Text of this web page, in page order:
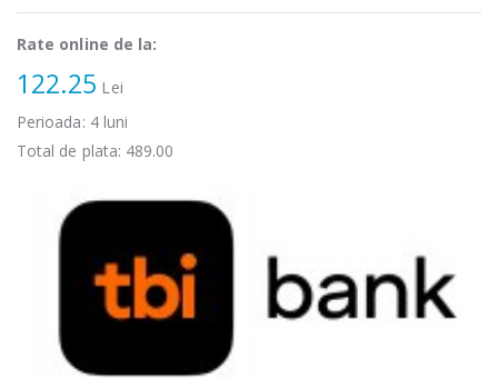
Rate online de la:
122.25 Lei
Perioada: 4luni
Total de plata: 489.00
carne
NobeLTek ...
199,00 Lei
-14%
bucatarie